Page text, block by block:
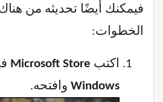
فيمكنك أيضًا تحديثه من هناك
الخطوات:
اكتب Microsoft Store
Windows وافتحه.